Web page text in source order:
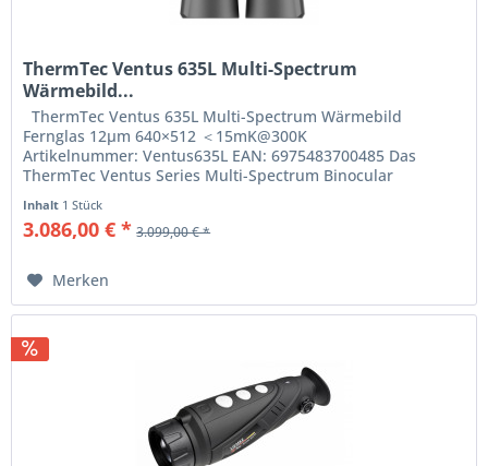
ThermTec Ventus 635L Multi-Spectrum
Wärmebild...
ThermTec Ventus 635L Multi-Spectrum Wärmebild
Fernglas 12μm 640×512 ＜15mK@300K
Artikelnummer: Ventus635L EAN: 6975483700485 Das
ThermTec Ventus Series Multi-Spectrum Binocular
Inhalt 1 Stück
3.086,00 € * 3.099,00 € *
Merken